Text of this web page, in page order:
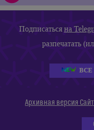
Подписатьсяна
разпечатать
Архивная версия